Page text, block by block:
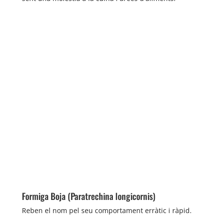
Formiga Boja (Paratrechina longicornis)
Reben el nom pel seu comportament erràtic i ràpid.